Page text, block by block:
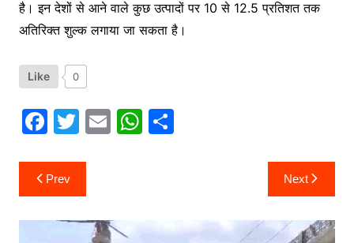
है। इन देशों से आने वाले कुछ उत्पादों पर 10 से 12.5 प्रतिशत तक
अतिरिक्त शुल्क लगाया जा सकता है।
Like 0
F
c
e
b
T
itt
er
E W
A
S
PostPrev Next